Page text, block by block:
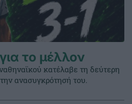
το μέλλον
κατέλαβε τη δεύτερη
ανασυγκρότησή του.